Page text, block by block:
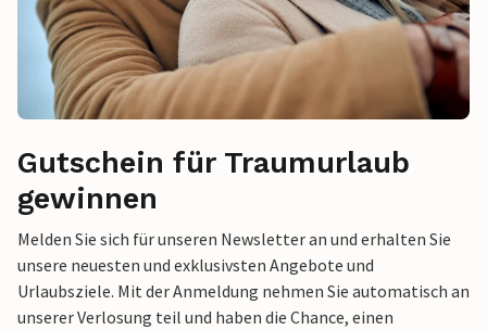
Gutschein für Traumurlaub
gewinnen
Melden Sie sich für unseren Newsletter an und erhalten Sie
unsere neuesten und exklusivsten Angebote und
Urlaubsziele. Mit der Anmeldung nehmen Sie automatisch an
unserer Verlosung teil und haben die Chance, einen